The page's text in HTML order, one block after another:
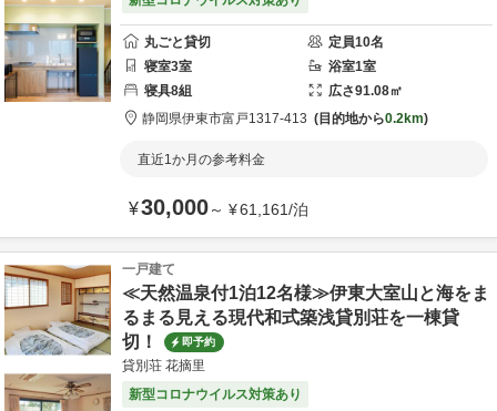
丸ごと貸切 定員10名
寝室3室 浴室1室
寝具8組 広さ91.08㎡
静岡県伊東市富戸1317-413 目的地から0.2km
直近1か月の参考料金
¥30,000～ ¥61,161/泊
一戸建て
≪天然温泉付1泊12名様≫伊東大室山と海をま
るまる見える現代和式築浅貸別荘を一棟貸
切！
即予約
貸別荘 花摘里
新型コロナウイルス対策あり